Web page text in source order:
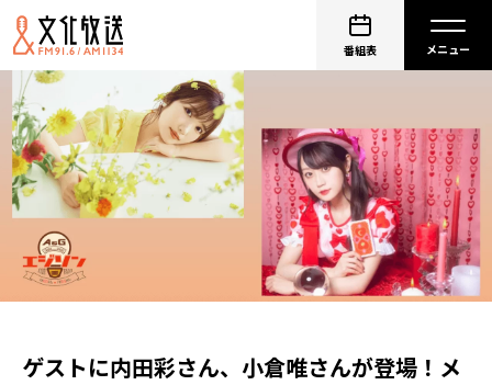
番組表
ゲストに内田彩さん、小倉唯さんが登場！メ